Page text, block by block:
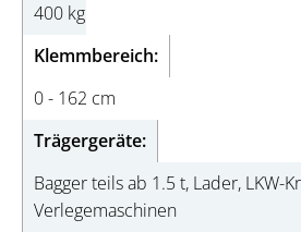
400 kg
Klemmbereich:
0 - 162 cm
Trägergeräte:
Bagger teils ab 1.5 t, Lader, LKW-
Verlegemaschinen